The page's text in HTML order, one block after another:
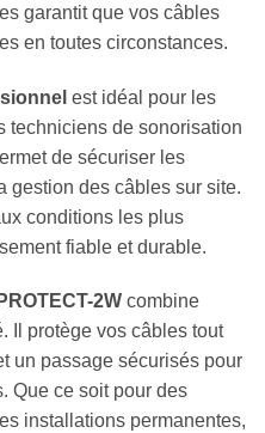
garantit que vos câbles
en toutes circonstances.
est idéal pour les
techniciens de sonorisation
de sécuriser les
gestion des câbles sur site.
conditions les plus
fiable et durable.
2W combine
Il protège vos câbles tout
un passage sécurisés pour
Que ce soit pour des
installations permanentes,